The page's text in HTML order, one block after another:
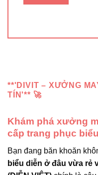
**'DIVIT – XƯỞNG
TÍN'** 🚀
Khám phá xưởng
cấp trang phục
Bạn đang băn khoăn
biểu diễn ở đâu vừa rẻ